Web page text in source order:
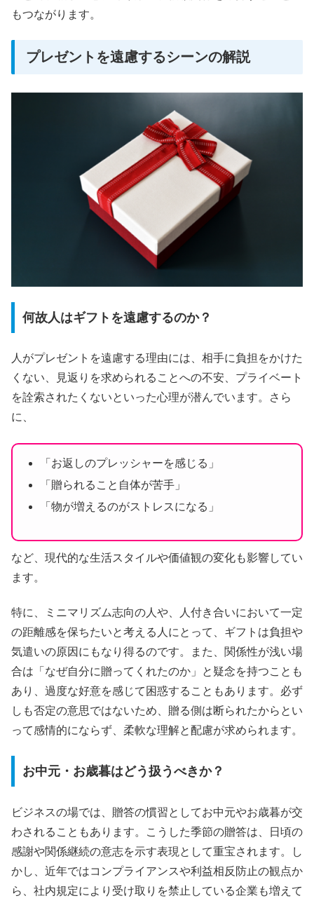
もつながります。
プレゼントを遠慮するシーンの解説
何故人はギフトを遠慮するのか？
人がプレゼントを遠慮する理由には、相手に負担をかけた
くない、見返りを求められることへの不安、プライベート
を詮索されたくないといった心理が潜んでいます。さら
に、
「お返しのプレッシャーを感じる」
「贈られること自体が苦手」
「物が増えるのがストレスになる」
など、現代的な生活スタイルや価値観の変化も影響してい
ます。
特に、ミニマリズム志向の人や、人付き合いにおいて一定
の距離感を保ちたいと考える人にとって、ギフトは負担や
気遣いの原因にもなり得るのです。また、関係性が浅い場
合は「なぜ自分に贈ってくれたのか」と疑念を持つことも
あり、過度な好意を感じて困惑することもあります。必ず
しも否定の意思ではないため、贈る側は断られたからとい
って感情的にならず、柔軟な理解と配慮が求められます。
お中元・お歳暮はどう扱うべきか？
ビジネスの場では、贈答の慣習としてお中元やお歳暮が交
わされることもあります。こうした季節の贈答は、日頃の
感謝や関係継続の意志を示す表現として重宝されます。し
かし、近年ではコンプライアンスや利益相反防止の観点か
ら、社内規定により受け取りを禁止している企業も増えて